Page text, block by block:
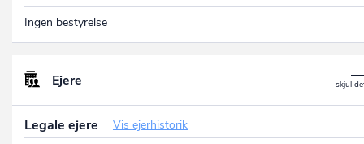
Ingen bestyrelse
Ejere
Legale ejere
Vis ejerhistorik